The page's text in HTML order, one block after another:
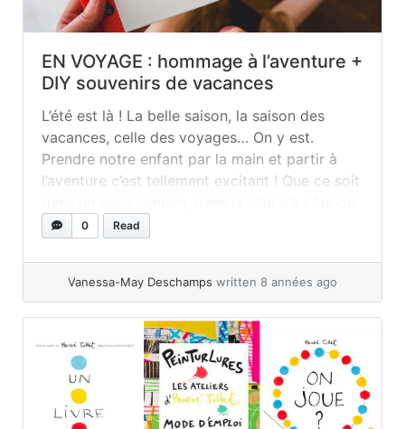
EN VOYAGE : hommage à l’aventure +
DIY souvenirs de vacances
L’été est là ! La belle saison, la saison des
vacances, celle des voyages… On y est.
Prendre notre enfant par la main et partir à
l’aventure c’est tellement excitant ! Que ce soit
encore chez mamie et papi, voyager c’est
0 Read
Vanessa-May Deschamps written 8 années ago